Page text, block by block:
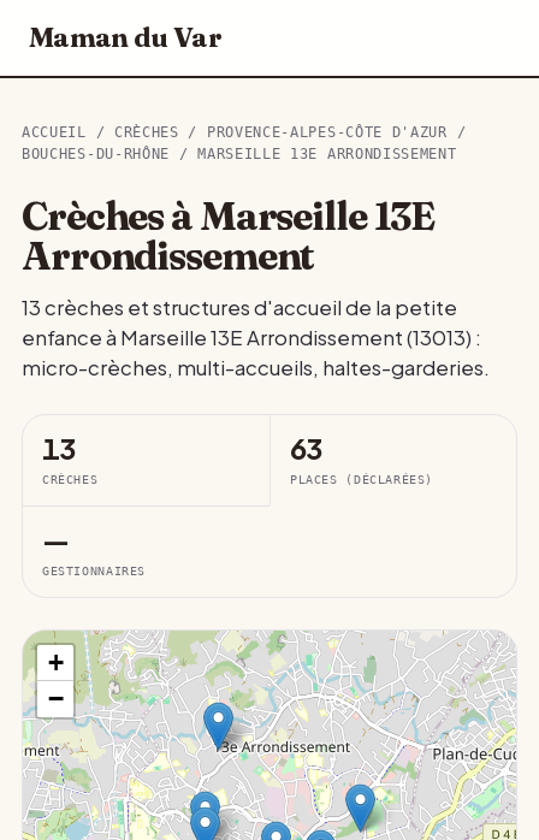
Maman du Var
ACCUEIL / CRÈCHES / PROVENCE-ALPES-CÔTE D'AZUR /
BOUCHES-DU-RHÔNE / MARSEILLE 13E ARRONDISSEMENT
Crèches à Marseille 13E
Arrondissement
13 crèches et structures d'accueil de la petite
enfance à Marseille 13E Arrondissement (13013) :
micro-crèches, multi-accueils, haltes-garderies.
13
CRÈCHES
63
PLACES (DÉCLARÉES)
—
GESTIONNAIRES
+
−